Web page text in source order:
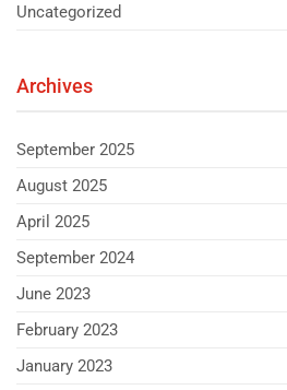
Uncategorized
Archives
September 2025
August 2025
April 2025
September 2024
June 2023
February 2023
January 2023